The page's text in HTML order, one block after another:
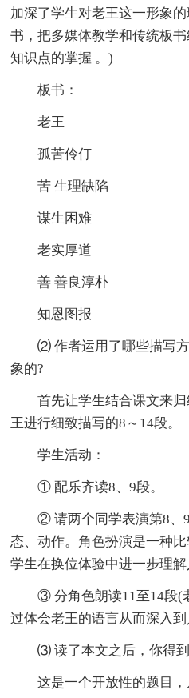
加深了学生对老王这一形象
书，把多媒体教学和传统板
知识点的掌握 。)
板书：
老王
孤苦伶仃
苦 生理缺陷
谋生困难
老实厚道
善 善良淳朴
知恩图报
⑵ 作者运用了哪些描写方
象的?
首先让学生结合课文来归
王进行细致描写的8～14段。
学生活动：
① 配乐齐读8、9段。
② 请两个同学表演第8、9
态、动作。角色扮演是一种
学生在换位体验中进一步理
③ 分角色朗读11至14段(
过体会老王的语言从而深入到
⑶ 读了本文之后，你得到
这是一个开放性的题目，